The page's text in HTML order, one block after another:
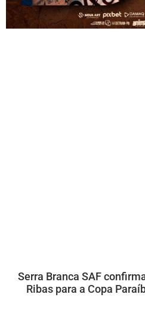
Serra Branca SAF
Ribas para a Copa